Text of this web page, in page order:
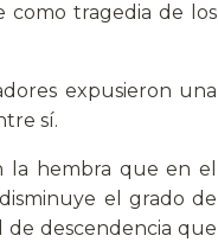
como tragedia de los
expusieron una
sí.
la hembra que en el
el grado de
de descendencia que